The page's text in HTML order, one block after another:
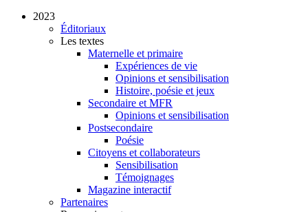
2023
Éditoriaux
Les textes
Maternelle et primaire
Expériences de vie
Opinions et sensibilisation
Histoire, poésie et jeux
Secondaire et MFR
Opinions et sensibilisation
Postsecondaire
Poésie
Citoyens et collaborateurs
Sensibilisation
Témoignages
Magazine interactif
Partenaires